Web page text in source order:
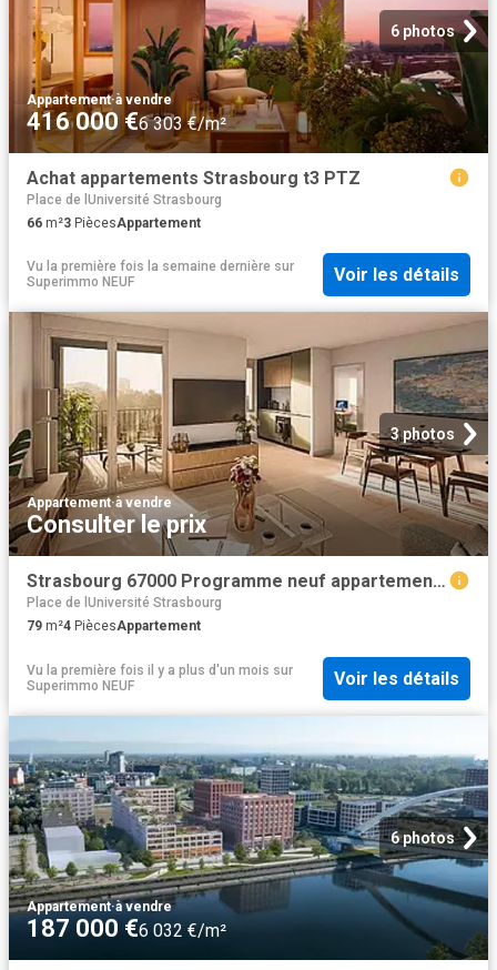
6 photos
Appartement·à vendre
416 000 €6 303 €/m²
Achat appartements Strasbourg t3 PTZ
Place de lUniversité Strasbourg
66 m²3 PiècesAppartement
Vu la première fois la semaine dernière sur
Superimmo NEUF
Voir les détails
3 photos
Appartement·à vendre
Consulter le prix
Strasbourg 67000 Programme neuf appartement neuf à vendre t4 TVA 5,5%
Place de lUniversité Strasbourg
79 m²4 PiècesAppartement
Vu la première fois il y a plus d'un mois sur
Superimmo NEUF
Voir les détails
6 photos
Appartement·à vendre
187 000 €6 032 €/m²